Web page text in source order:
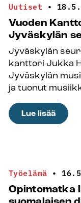
ideoi
ja
kehitti
Uutiset •
Vuoden
Jyväskylän
Jyväskylän
kanttori Jukka
Jyväskylän
ja tuonut
Lue lisää:
Vuoden
Jukka
Työelämä •
Opintomatka